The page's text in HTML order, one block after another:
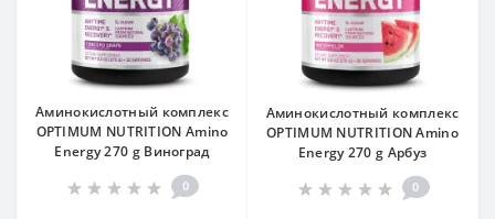
Аминокислотный комплекс
OPTIMUM NUTRITION Amino
Energy 270 g Виноград
0
Аминокислотный комплекс
OPTIMUM NUTRITION Amino
Energy 270 g Арбуз
0